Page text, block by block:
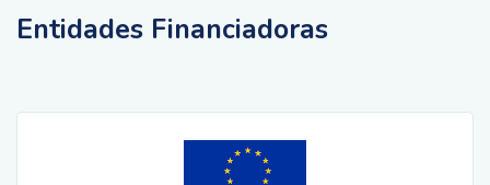
Entidades Financiadoras